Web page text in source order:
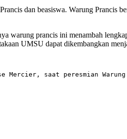
dan beasiswa. Warung Prancis
warung prancis ini menambah
UMSU dapat dikembangkan
Mercier, saat peresmian